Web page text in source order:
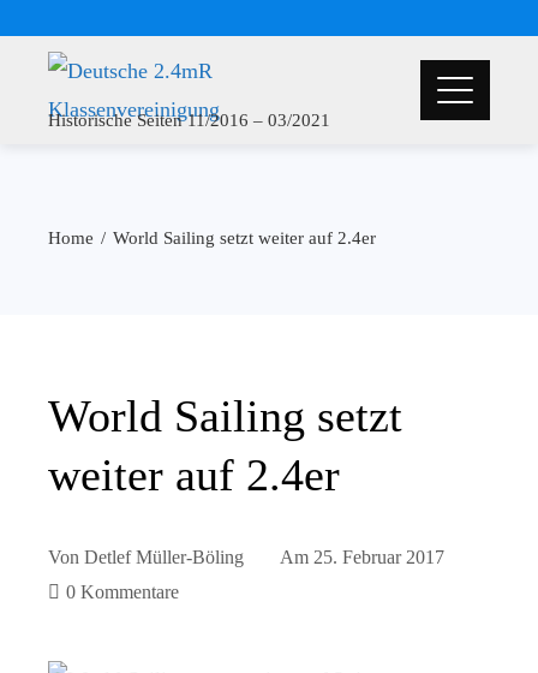
Historische Seiten 11/2016 – 03/2021
Home World Sailing setzt weiter auf 2.4er
World Sailing setzt
weiter auf 2.4er
Von Detlef Müller-Böling Am 25. Februar 2017
0 Kommentare